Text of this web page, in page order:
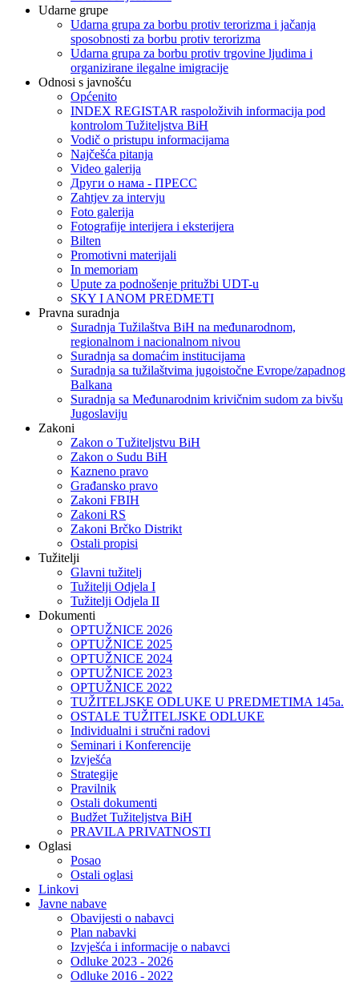
Udarne grupe
Udarna grupa za borbu protiv terorizma i jačanja
sposobnosti za borbu protiv terorizma
Udarna grupa za borbu protiv trgovine ljudima i
organizirane ilegalne imigracije
Odnosi s javnošću
Općenito
INDEX REGISTAR raspoloživih informacija pod
kontrolom Tužiteljstva BiH
Vodič o pristupu informacijama
Najčešća pitanja
Video galerija
Други о нама - ПРЕСC
Zahtjev za intervju
Foto galerija
Fotografije interijera i eksterijera
Bilten
Promotivni materijali
In memoriam
Upute za podnošenje pritužbi UDT-u
SKY I ANOM PREDMETI
Pravna suradnja
Suradnja Tužilaštva BiH na međunarodnom,
regionalnom i nacionalnom nivou
Suradnja sa domaćim institucijama
Suradnja sa tužilaštvima jugoistočne Evrope/zapadnog
Balkana
Suradnja sa Međunarodnim krivičnim sudom za bivšu
Jugoslaviju
Zakoni
Zakon o Тužiteljstvu BiH
Zakon o Sudu BiH
Kazneno pravo
Građansko pravo
Zakoni FBIH
Zakoni RS
Zakoni Brčko Distrikt
Ostali propisi
Tužitelji
Glavni tužitelj
Tužitelji Odjela I
Tužitelji Odjela II
Dokumenti
OPTUŽNICE 2026
OPTUŽNICE 2025
OPTUŽNICE 2024
OPTUŽNICE 2023
OPTUŽNICE 2022
TUŽITELJSKE ODLUKE U PREDMETIMA 145a.
OSTALE TUŽITELJSKE ODLUKE
Individualni i stručni radovi
Seminari i Konferencije
Izvješća
Strategije
Pravilnik
Ostali dokumenti
Budžet Tužiteljstva BiH
PRAVILA PRIVATNOSTI
Oglasi
Posao
Ostali oglasi
Linkovi
Javne nabave
Obavijesti o nabavci
Plan nabavki
Izvješća i informacije o nabavci
Odluke 2023 - 2026
Odluke 2016 - 2022